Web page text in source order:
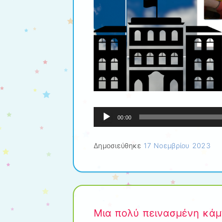
Πρόγραμμα
Αναπαραγωγής
00:00
Δημοσιεύθηκε 17 Νοεμβρίου 2023
Μια πολύ πεινασμένη